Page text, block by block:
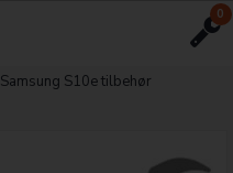
0
Samsung S10e tilbehør